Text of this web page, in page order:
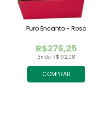
COMPRAR
3x de R$ 92,08
R$276,25
Puro Encanto - Rosa